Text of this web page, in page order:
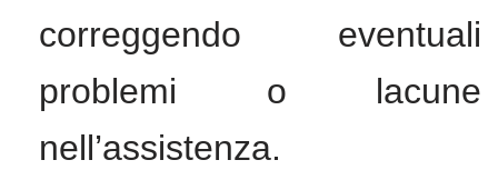
correggendo eventuali
problemi o lacune
nell’assistenza.